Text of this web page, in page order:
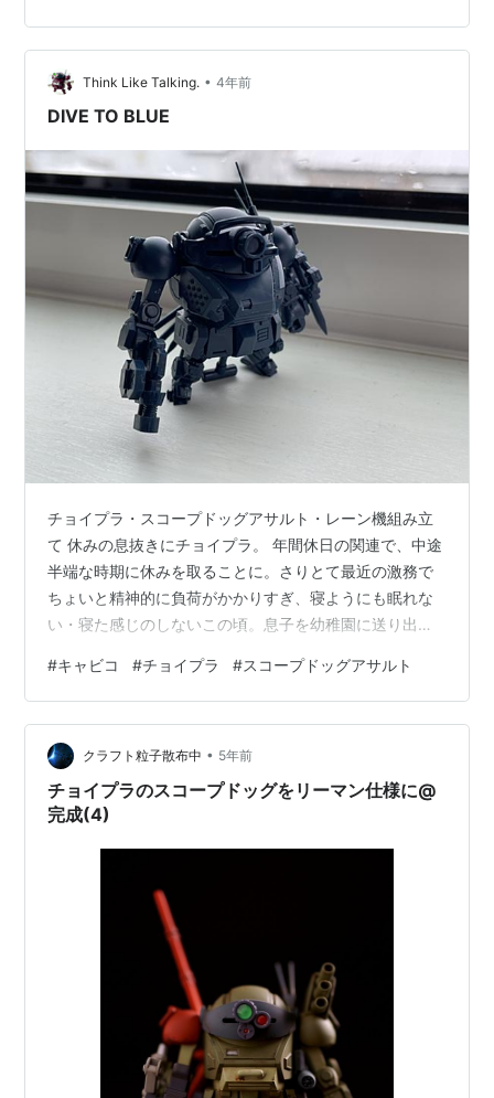
RSC仕様にしているわけで。 パッケージはキャビコさん
のワイド仕様。でもコンパクト。 右側が通常のスコープ
ドッグ、左側が追加武装用のランナー。もともとのキッ
トには武装が一切入って…
Think Like Talking. • 4年前
DIVE TO BLUE
チョイプラ・スコープドッグアサルト・レーン機組み立
て 休みの息抜きにチョイプラ。 年間休日の関連で、中途
半端な時期に休みを取ることに。さりとて最近の激務で
ちょいと精神的に負荷がかかりすぎ、寝ようにも眠れな
い・寝た感じのしないこの頃。息子を幼稚園に送り出
すぐ寝落ちするほど。 気がつきゃ昼。しかし外は3月の
雪、プラモを作ってもサフも吹けん。さてどうするか。
こんな時には肩ひじ張らずに作れるチョイプラがいい。
昨年ヨドバシドットコムで注文して、発売延期・時期未
定になっていたスコープドッグアサルト・レーン機。3月
に入って突然「発送完了」になり、あっという…
#キャビコ #チョイプラ #スコープドッグアサルト
クラフト粒子散布中 • 5年前
チョイプラのスコープドッグをリーマン仕様に@
完成(4)